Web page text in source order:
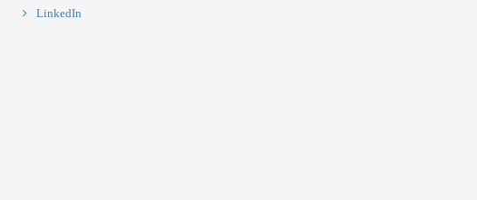
LinkedIn